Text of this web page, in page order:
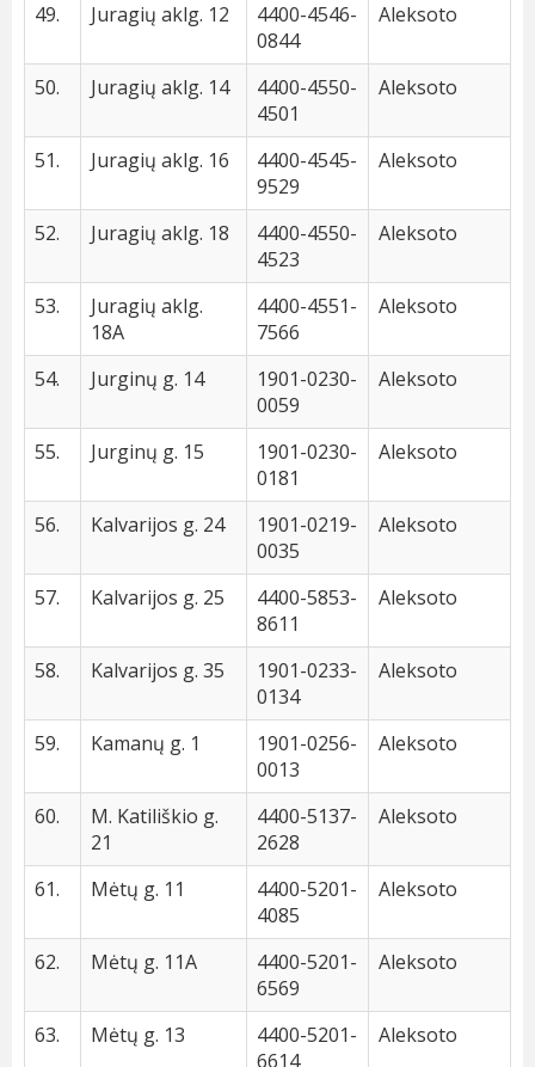
49. Juragių aklg. 12
4400-4546-
0844
Aleksoto
50. Juragių aklg. 14
4400-4550-
4501
Aleksoto
51. Juragių aklg. 16
4400-4545-
9529
Aleksoto
52. Juragių aklg. 18
4400-4550-
4523
Aleksoto
53.
Juragių aklg.
18A
4400-4551-
7566
Aleksoto
54. Jurginų g. 14
1901-0230-
0059
Aleksoto
55. Jurginų g. 15
1901-0230-
0181
Aleksoto
56. Kalvarijos g. 24
1901-0219-
0035
Aleksoto
57. Kalvarijos g. 25
4400-5853-
8611
Aleksoto
58. Kalvarijos g. 35
1901-0233-
0134
Aleksoto
59. Kamanų g. 1
1901-0256-
0013
Aleksoto
60.
M. Katiliškio g.
21
4400-5137-
2628
Aleksoto
61. Mėtų g. 11
4400-5201-
4085
Aleksoto
62. Mėtų g. 11A
4400-5201-
6569
Aleksoto
63. Mėtų g. 13
4400-5201-
6614
Aleksoto